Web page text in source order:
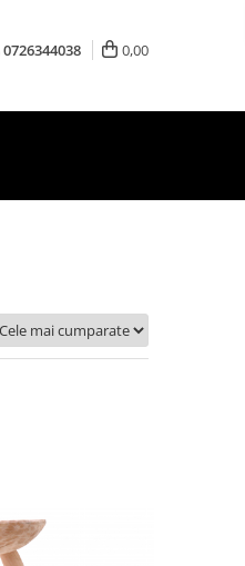
0726344038 0,00